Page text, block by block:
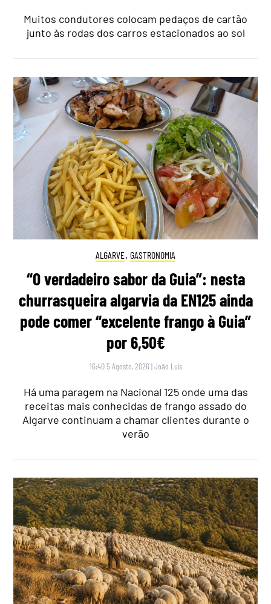
Muitos condutores colocam pedaços de cartão
junto às rodas dos carros estacionados ao sol
ALGARVE, GASTRONOMIA
“O verdadeiro sabor da Guia”: nesta
churrasqueira algarvia da EN125 ainda
pode comer “excelente frango à Guia”
por 6,50€
16:40 5 Agosto, 2026 |João Luís
Há uma paragem na Nacional 125 onde uma das
receitas mais conhecidas de frango assado do
Algarve continuam a chamar clientes durante o
verão